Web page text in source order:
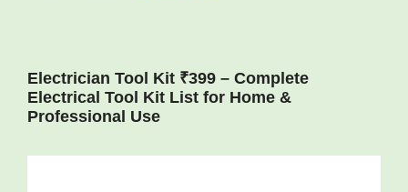
Electrician Tool Kit ₹399 – Complete
Electrical Tool Kit List for Home &
Professional Use